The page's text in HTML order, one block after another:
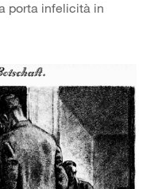
porta infelicità in